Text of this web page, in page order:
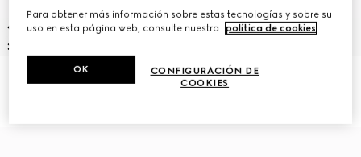
Reloj Gucci Horsebit, 27x23mm
Reloj modelo 2000, 24 mm
Para obtener más información sobre estas tecnologías y sobre su
uso en esta página web, consulte nuestra
política de cookies.
CONFIGURACIÓN DE
COOKIES
OK